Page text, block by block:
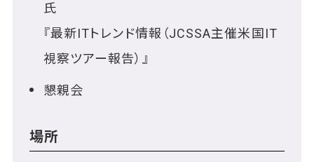
氏
『最新ITトレンド情報（JCSSA主催米国IT
視察ツアー報告）』
懇親会
場所